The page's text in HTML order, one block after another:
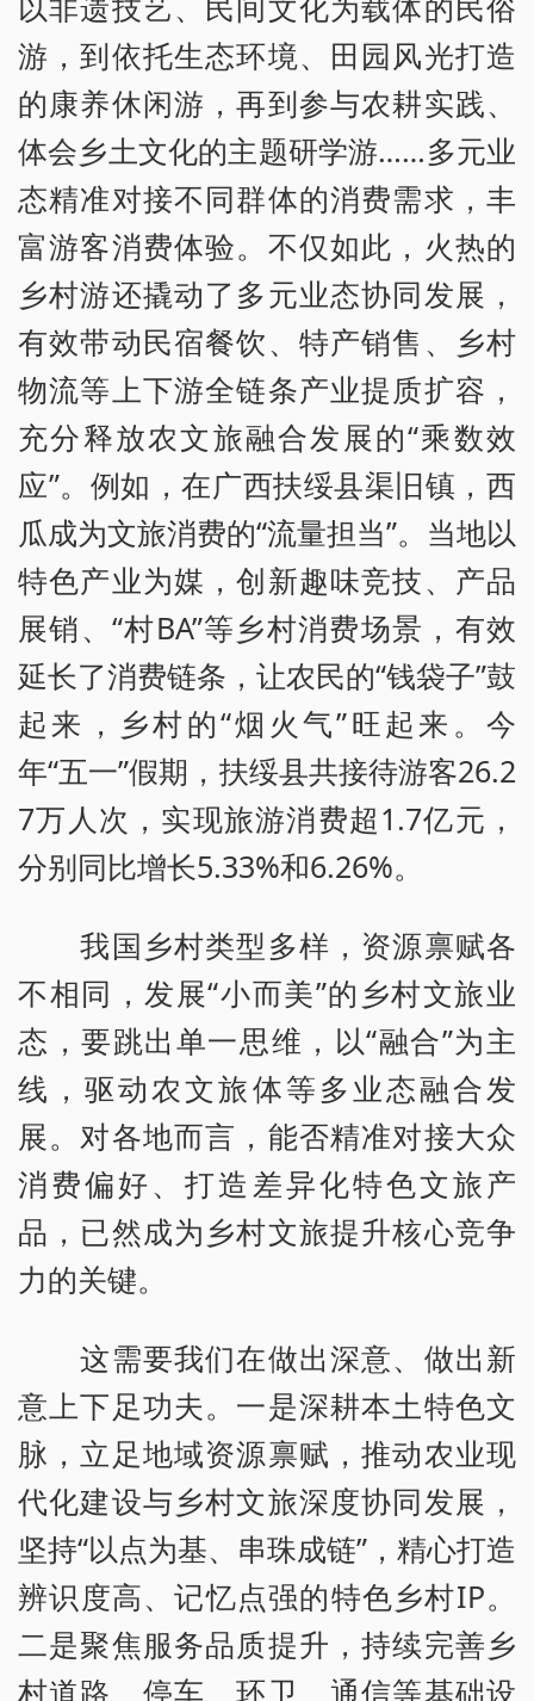
游，到依托生态环境、田园风光打造
的康养休闲游，再到参与农耕实践、
体会乡土文化的主题研学游……多元业
态精准对接不同群体的消费需求，丰
富游客消费体验。不仅如此，火热的
乡村游还撬动了多元业态协同发展，
有效带动民宿餐饮、特产销售、乡村
物流等上下游全链条产业提质扩容，
充分释放农文旅融合发展的“乘数效
应”。例如，在广西扶绥县渠旧镇，西
瓜成为文旅消费的“流量担当”。当地以
特色产业为媒，创新趣味竞技、产品
展销、“村BA”等乡村消费场景，有效
延长了消费链条，让农民的“钱袋子”鼓
起来，乡村的“烟火气”旺起来。今
年“五一”假期，扶绥县共接待游客26.2
7万人次，实现旅游消费超1.7亿元，
分别同比增长5.33%和6.26%。
我国乡村类型多样，资源禀赋各
不相同，发展“小而美”的乡村文旅业
态，要跳出单一思维，以“融合”为主
线，驱动农文旅体等多业态融合发
展。对各地而言，能否精准对接大众
消费偏好、打造差异化特色文旅产
品，已然成为乡村文旅提升核心竞争
力的关键。
这需要我们在做出深意、做出新
意上下足功夫。一是深耕本土特色文
脉，立足地域资源禀赋，推动农业现
代化建设与乡村文旅深度协同发展，
坚持“以点为基、串珠成链”，精心打造
辨识度高、记忆点强的特色乡村IP。
二是聚焦服务品质提升，持续完善乡
村道路、停车、环卫、通信等基础设